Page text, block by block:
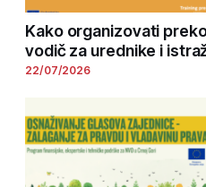
Kako organizovati
vodič za urednike i
22/07/2026